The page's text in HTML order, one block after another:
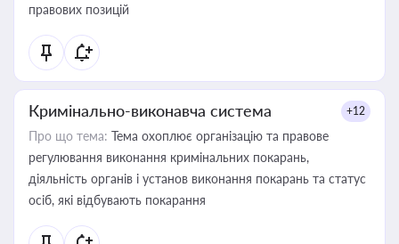
правових позицій
Кримінально-виконавча система +12
Про що тема: Тема охоплює організацію та правове
регулювання виконання кримінальних покарань,
діяльність органів і установ виконання покарань та статус
осіб, які відбувають покарання